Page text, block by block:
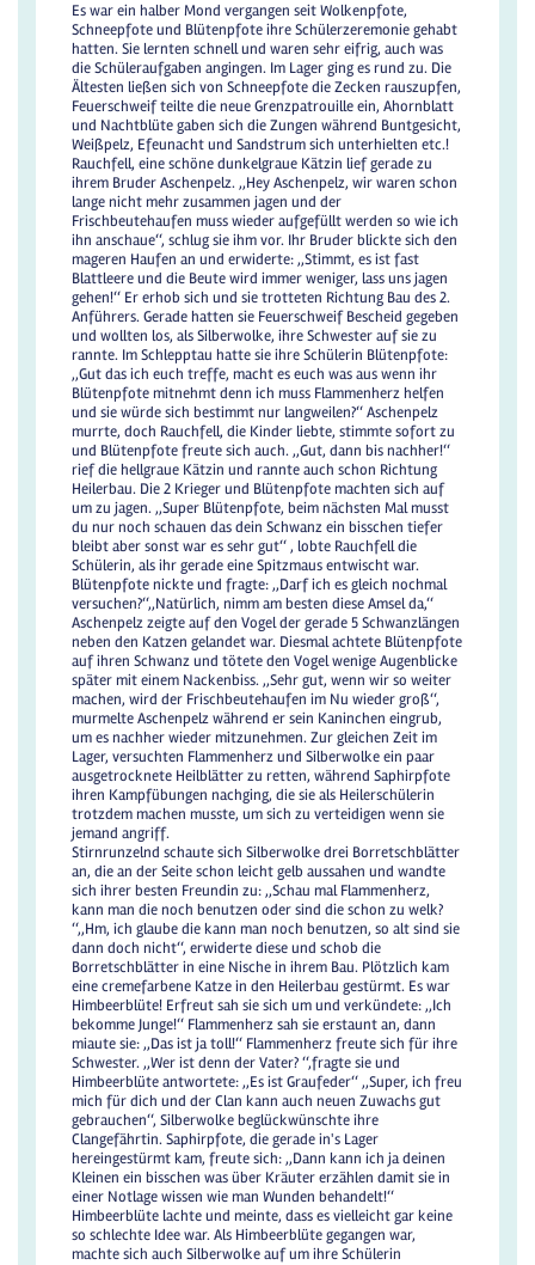
Es war ein halber Mond vergangen seit Wolkenpfote,
Schneepfote und Blütenpfote ihre Schülerzeremonie gehabt
hatten. Sie lernten schnell und waren sehr eifrig, auch was
die Schüleraufgaben angingen. Im Lager ging es rund zu. Die
Ältesten ließen sich von Schneepfote die Zecken rauszupfen,
Feuerschweif teilte die neue Grenzpatrouille ein, Ahornblatt
und Nachtblüte gaben sich die Zungen während Buntgesicht,
Weißpelz, Efeunacht und Sandstrum sich unterhielten etc.!
Rauchfell, eine schöne dunkelgraue Kätzin lief gerade zu
ihrem Bruder Aschenpelz. ,,Hey Aschenpelz, wir waren schon
lange nicht mehr zusammen jagen und der
Frischbeutehaufen muss wieder aufgefüllt werden so wie ich
ihn anschaue‘‘, schlug sie ihm vor. Ihr Bruder blickte sich den
mageren Haufen an und erwiderte: ,,Stimmt, es ist fast
Blattleere und die Beute wird immer weniger, lass uns jagen
gehen!‘‘ Er erhob sich und sie trotteten Richtung Bau des 2.
Anführers. Gerade hatten sie Feuerschweif Bescheid gegeben
und wollten los, als Silberwolke, ihre Schwester auf sie zu
rannte. Im Schlepptau hatte sie ihre Schülerin Blütenpfote:
,,Gut das ich euch treffe, macht es euch was aus wenn ihr
Blütenpfote mitnehmt denn ich muss Flammenherz helfen
und sie würde sich bestimmt nur langweilen?‘‘ Aschenpelz
murrte, doch Rauchfell, die Kinder liebte, stimmte sofort zu
und Blütenpfote freute sich auch. ,,Gut, dann bis nachher!‘‘
rief die hellgraue Kätzin und rannte auch schon Richtung
Heilerbau. Die 2 Krieger und Blütenpfote machten sich auf
um zu jagen. ,,Super Blütenpfote, beim nächsten Mal musst
du nur noch schauen das dein Schwanz ein bisschen tiefer
bleibt aber sonst war es sehr gut‘‘ , lobte Rauchfell die
Schülerin, als ihr gerade eine Spitzmaus entwischt war.
Blütenpfote nickte und fragte: ,,Darf ich es gleich nochmal
versuchen?‘‘,,Natürlich, nimm am besten diese Amsel da,‘‘
Aschenpelz zeigte auf den Vogel der gerade 5 Schwanzlängen
neben den Katzen gelandet war. Diesmal achtete Blütenpfote
auf ihren Schwanz und tötete den Vogel wenige Augenblicke
später mit einem Nackenbiss. ,,Sehr gut, wenn wir so weiter
machen, wird der Frischbeutehaufen im Nu wieder groß‘‘,
murmelte Aschenpelz während er sein Kaninchen eingrub,
um es nachher wieder mitzunehmen. Zur gleichen Zeit im
Lager, versuchten Flammenherz und Silberwolke ein paar
ausgetrocknete Heilblätter zu retten, während Saphirpfote
ihren Kampfübungen nachging, die sie als Heilerschülerin
trotzdem machen musste, um sich zu verteidigen wenn sie
jemand angriff.
Stirnrunzelnd schaute sich Silberwolke drei Borretschblätter
an, die an der Seite schon leicht gelb aussahen und wandte
sich ihrer besten Freundin zu: ,,Schau mal Flammenherz,
kann man die noch benutzen oder sind die schon zu welk?
‘‘,,Hm, ich glaube die kann man noch benutzen, so alt sind sie
dann doch nicht‘‘, erwiderte diese und schob die
Borretschblätter in eine Nische in ihrem Bau. Plötzlich kam
eine cremefarbene Katze in den Heilerbau gestürmt. Es war
Himbeerblüte! Erfreut sah sie sich um und verkündete: ,,Ich
bekomme Junge!‘‘ Flammenherz sah sie erstaunt an, dann
miaute sie: ,,Das ist ja toll!‘‘ Flammenherz freute sich für ihre
Schwester. ,,Wer ist denn der Vater? ‘‘,fragte sie und
Himbeerblüte antwortete: ,,Es ist Graufeder‘‘ ,,Super, ich freu
mich für dich und der Clan kann auch neuen Zuwachs gut
gebrauchen‘‘, Silberwolke beglückwünschte ihre
Clangefährtin. Saphirpfote, die gerade in's Lager
hereingestürmt kam, freute sich: ,,Dann kann ich ja deinen
Kleinen ein bisschen was über Kräuter erzählen damit sie in
einer Notlage wissen wie man Wunden behandelt!‘‘
Himbeerblüte lachte und meinte, dass es vielleicht gar keine
so schlechte Idee war. Als Himbeerblüte gegangen war,
machte sich auch Silberwolke auf um ihre Schülerin